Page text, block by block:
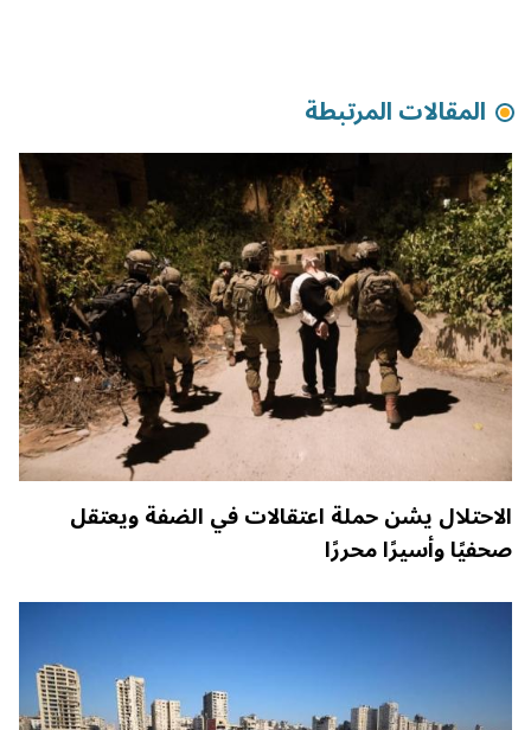
المقالات المرتبطة
الاحتلال يشن حملة اعتقالات في الضفة ويعتقل
صحفيًا وأسيرًا محررًا